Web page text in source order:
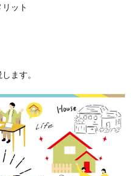
ット
ます。